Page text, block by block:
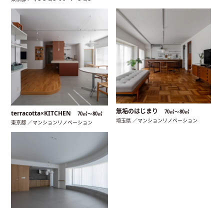
terracotta×KITCHEN 70㎡〜80㎡
東京都 ／マンションリノベーション
無垢のはじまり 70㎡〜80㎡
埼玉県 ／マンションリノベーション